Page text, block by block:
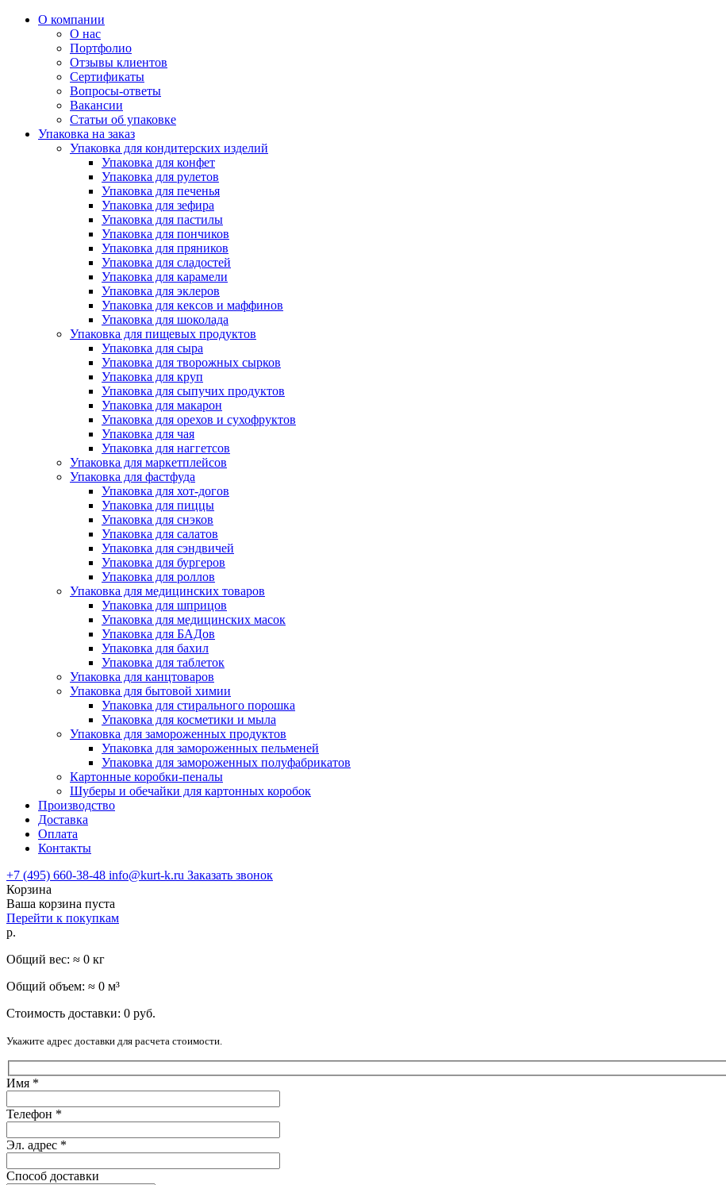
О компании
О нас
Портфолио
Отзывы клиентов
Сертификаты
Вопросы-ответы
Вакансии
Статьи об упаковке
Упаковка на заказ
Упаковка для кондитерских изделий
Упаковка для конфет
Упаковка для рулетов
Упаковка для печенья
Упаковка для зефира
Упаковка для пастилы
Упаковка для пончиков
Упаковка для пряников
Упаковка для сладостей
Упаковка для карамели
Упаковка для эклеров
Упаковка для кексов и маффинов
Упаковка для шоколада
Упаковка для пищевых продуктов
Упаковка для сыра
Упаковка для творожных сырков
Упаковка для круп
Упаковка для сыпучих продуктов
Упаковка для макарон
Упаковка для орехов и сухофруктов
Упаковка для чая
Упаковка для наггетсов
Упаковка для маркетплейсов
Упаковка для фастфуда
Упаковка для хот-догов
Упаковка для пиццы
Упаковка для снэков
Упаковка для салатов
Упаковка для сэндвичей
Упаковка для бургеров
Упаковка для роллов
Упаковка для медицинских товаров
Упаковка для шприцов
Упаковка для медицинских масок
Упаковка для БАДов
Упаковка для бахил
Упаковка для таблеток
Упаковка для канцтоваров
Упаковка для бытовой химии
Упаковка для стирального порошка
Упаковка для косметики и мыла
Упаковка для замороженных продуктов
Упаковка для замороженных пельменей
Упаковка для замороженных полуфабрикатов
Картонные коробки-пеналы
Шуберы и обечайки для картонных коробок
Производство
Доставка
Оплата
Контакты
+7 (495) 660-38-48 info@kurt-k.ru Заказать звонок
Корзина
Ваша корзина пуста
Перейти к покупкам
р.
Общий вес: ≈ 0 кг
Общий объем: ≈ 0 м³
Стоимость доставки: 0 руб.
Укажите адрес доставки для расчета стоимости.
Имя *
Телефон *
Эл. адрес *
Способ доставки